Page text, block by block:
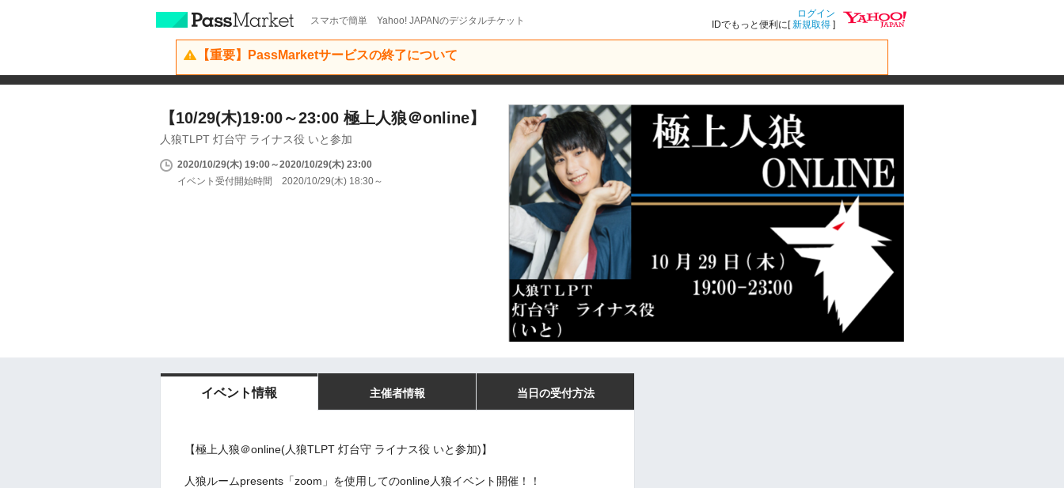
スマホで簡単 Yahoo! JAPANのデジタルチケット
ログイン
IDでもっと便利に[新規取得 ]
【重要】PassMarketサービスの終了について
【10/29(木)19:00～23:00 極上人狼＠online】
人狼TLPT 灯台守 ライナス役 いと参加
2020/10/29(木) 19:00～2020/10/29(木) 23:00
イベント受付開始時間 2020/10/29(木) 18:30～
イベント情報 主催者情報 当日の受付方法
【極上人狼＠online(人狼TLPT 灯台守 ライナス役 いと参加)】
人狼ルームpresents「zoom」を使用してのonline人狼イベント開催！！